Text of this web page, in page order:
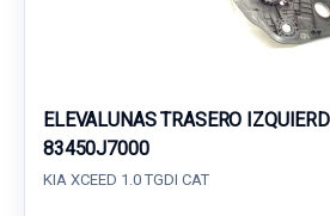
ELEVALUNAS TRASERO
83450J7000
KIA XCEED 1.0 TGDI CAT